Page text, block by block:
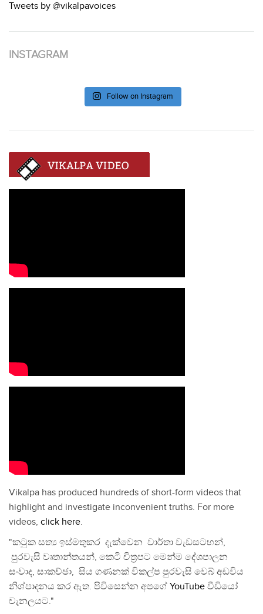
Tweets by @vikalpavoices
INSTAGRAM
Follow on Instagram
Vikalpa has produced hundreds of short-form videos that
highlight and investigate inconvenient truths. For more
videos, click here.
"කටුක සත්‍ය ඉස්මතුකර දැක්වෙන වාර්තා වැඩසටහන්,
පුරවැසි වෘතාන්තයන්, කෙටි චිත්‍රපට මෙන්ම දේශපාලන
සංවාද, සාකච්ඡා, සිය ගණනක් විකල්ප පුරවැසි වෙබ් අඩවිය
නිශ්පාදනය කර ඇත. පිවිසෙන්න අපගේ YouTube වීඩියෝ
චැනලයට."